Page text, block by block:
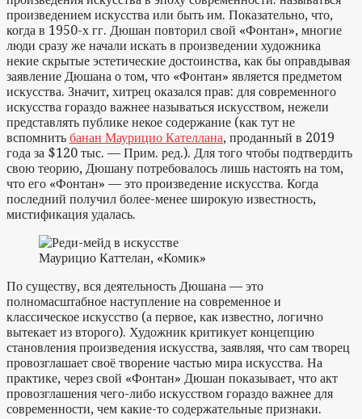
произведением искусства или быть им. Показательно, что,
когда в 1950-х гг. Дюшан повторил свой «Фонтан», многие
люди сразу же начали искать в произведении художника
некие скрытые эстетические достоинства, как бы оправдывая
заявление Дюшана о том, что «Фонтан» является предметом
искусства. Значит, хитрец оказался прав: для современного
искусства гораздо важнее называться искусством, нежели
представлять публике некое содержание (как тут не
вспомнить банан Маурицио Кателлана, проданный в 2019
года за $120 тыс. — Прим. ред.). Для того чтобы подтвердить
свою теорию, Дюшану потребовалось лишь настоять на том,
что его «Фонтан» — это произведение искусства. Когда
последний получил более-менее широкую известность,
мистификация удалась.
Маурицио Каттелан, «Комик»
По существу, вся деятельность Дюшана — это
полномасштабное наступление на современное и
классическое искусство (а первое, как известно, логично
вытекает из второго). Художник критикует концепцию
становления произведения искусства, заявляя, что сам творец
провозглашает своё творение частью мира искусства. На
практике, через свой «Фонтан» Дюшан показывает, что акт
провозглашения чего-либо искусством гораздо важнее для
современности, чем какие-то содержательные признаки.